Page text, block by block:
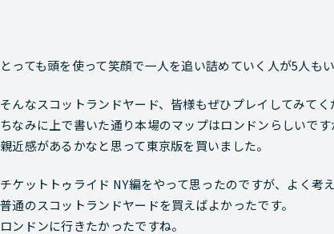
とっても頭を使って笑顔で一人を追い詰めていく人が5人も
そんなスコットランドヤード、皆様もぜひプレイしてみてく
ちなみに上で書いた通り本場のマップはロンドンらしいです
親近感があるかなと思って東京版を買いました。
チケットトゥライド NY編をやって思ったのですが、よく考
普通のスコットランドヤードを買えばよかったです。
ロンドンに行きたかったですね。